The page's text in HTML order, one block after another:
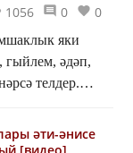
1056 0 0
гыйлем, әдәп,
телдер.
әти-әнисе